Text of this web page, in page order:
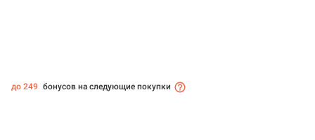
до 249 бонусов на следующие покупки